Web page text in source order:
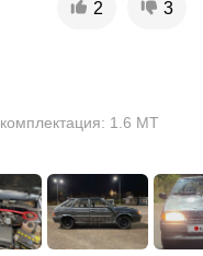
2 3
комплектация: 1.6 MT